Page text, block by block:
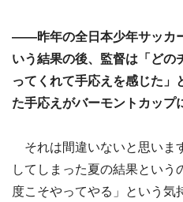
――昨年の全日本少年サッカ
いう結果の後、監督は「どの
ってくれて手応えを感じた」
た手応えがバーモントカップ
それは間違いないと思いま
してしまった夏の結果という
度こそやってやる」という気